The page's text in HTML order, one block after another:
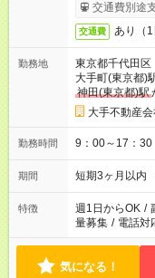
交通費別途
交通費 あり（1
勤務地
東京都千代田区
大手町(東京都)
神田(東京都)駅
大手不動産会
勤務時間 9：00～17：30
期間 短期3ヶ月以内
特徴 週1日からOK /
量募集 / 電話対
気になる！